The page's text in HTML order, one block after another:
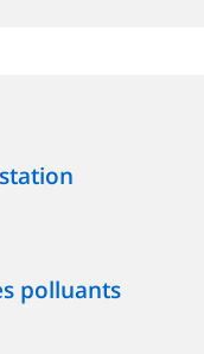
polluants